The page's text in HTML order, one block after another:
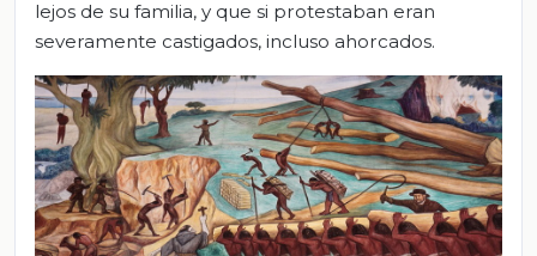
lejos de su familia, y que si protestaban eran
severamente castigados, incluso ahorcados.